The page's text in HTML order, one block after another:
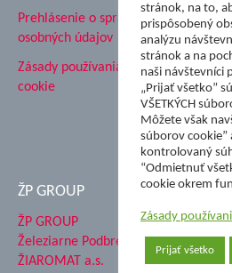
Prehlásenie o spracovaní
osobných údajov
Zásady používania súborov
cookie
ŽP GROUP
ŽP GROUP
Železiarne Podbrezová a.s.
ŽIAROMAT a.s.
stránok, na to,
prispôsobený
analýzu
stránok a na
naši návštevníci
„Prijať všetko”
VŠETKÝCH
Môžete však
súborov
kontrolovaný
“Odmietnuť
cookie okrem
Zásady
Prijať všetko